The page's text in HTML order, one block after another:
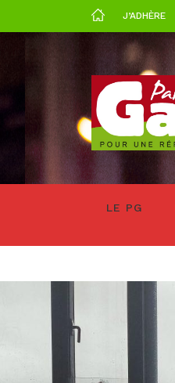
J’ADHÈRE
LE PG